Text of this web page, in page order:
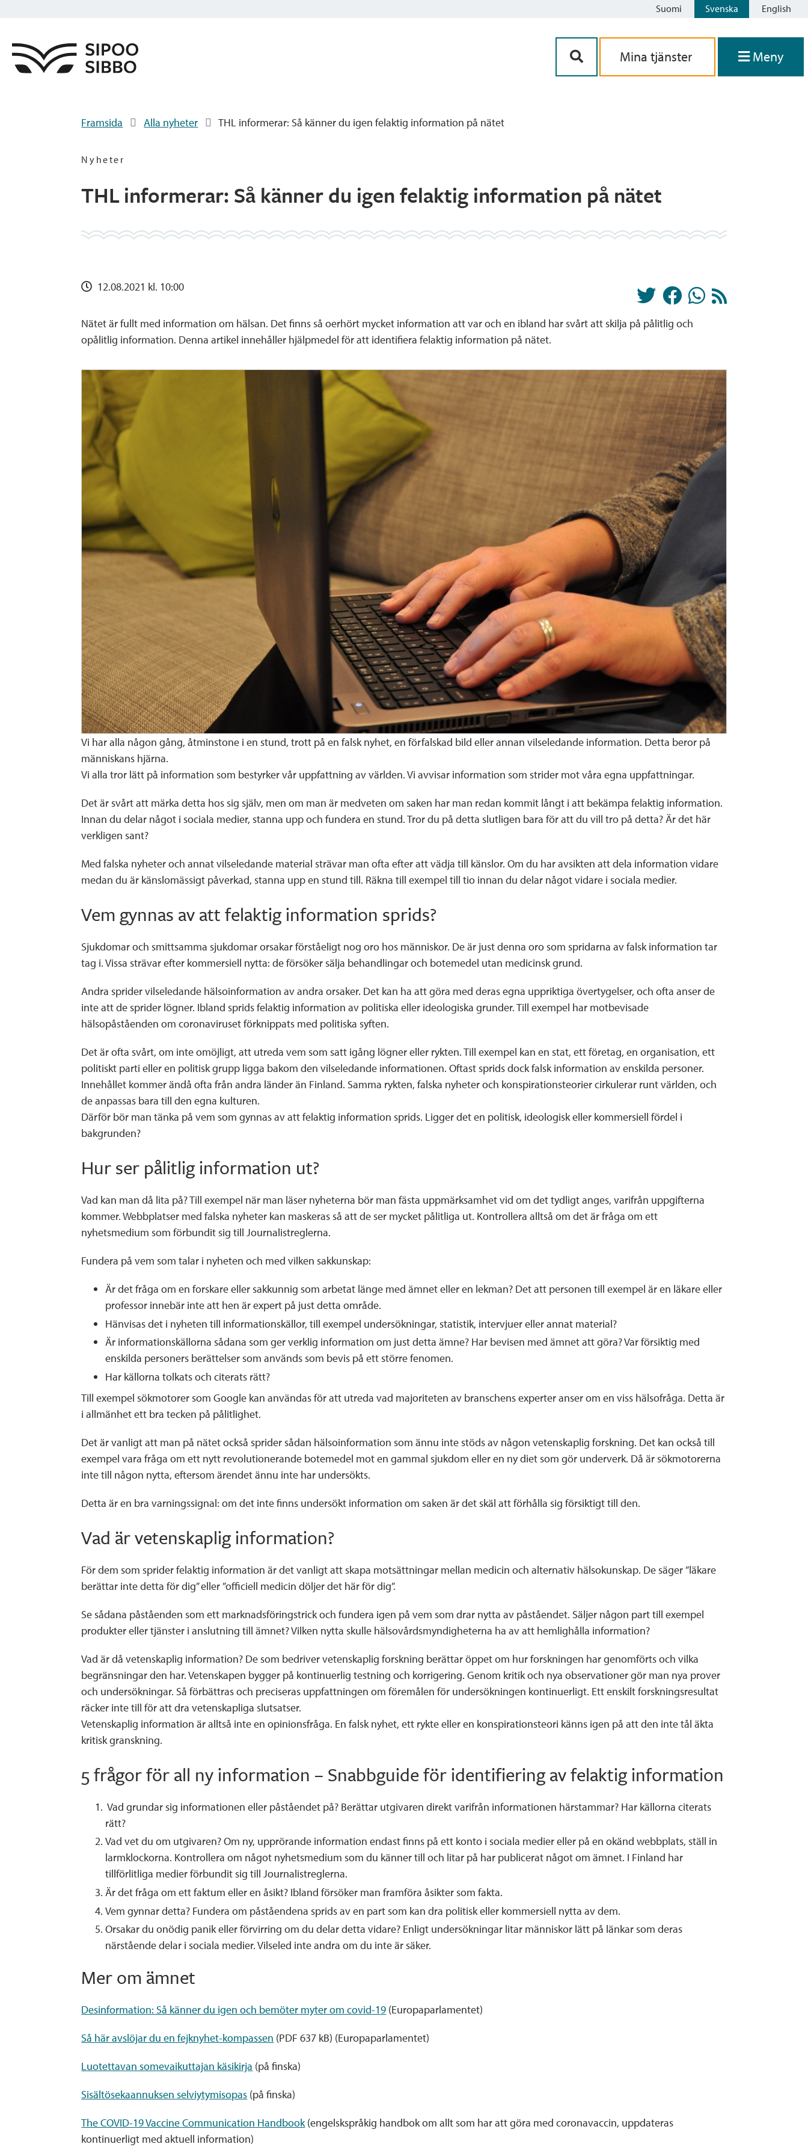
Suomi Svenska English
Mina tjänster Meny
Framsida Alla nyheter THL informerar: Så känner du igen felaktig information på nätet
Nyheter
THL informerar: Så känner du igen felaktig information på nätet
12.08.2021 kl. 10:00
Nätet är fullt med information om hälsan. Det finns så oerhört mycket information att var och en ibland har svårt att skilja på pålitlig och
opålitlig information. Denna artikel innehåller hjälpmedel för att identifiera felaktig information på nätet.
Vi har alla någon gång, åtminstone i en stund, trott på en falsk nyhet, en förfalskad bild eller annan vilseledande information. Detta beror på
människans hjärna.
Vi alla tror lätt på information som bestyrker vår uppfattning av världen. Vi avvisar information som strider mot våra egna uppfattningar.
Det är svårt att märka detta hos sig själv, men om man är medveten om saken har man redan kommit långt i att bekämpa felaktig information.
Innan du delar något i sociala medier, stanna upp och fundera en stund. Tror du på detta slutligen bara för att du vill tro på detta? Är det här
verkligen sant?
Med falska nyheter och annat vilseledande material strävar man ofta efter att vädja till känslor. Om du har avsikten att dela information vidare
medan du är känslomässigt påverkad, stanna upp en stund till. Räkna till exempel till tio innan du delar något vidare i sociala medier.
Vem gynnas av att felaktig information sprids?
Sjukdomar och smittsamma sjukdomar orsakar förståeligt nog oro hos människor. De är just denna oro som spridarna av falsk information tar
tag i. Vissa strävar efter kommersiell nytta: de försöker sälja behandlingar och botemedel utan medicinsk grund.
Andra sprider vilseledande hälsoinformation av andra orsaker. Det kan ha att göra med deras egna uppriktiga övertygelser, och ofta anser de
inte att de sprider lögner. Ibland sprids felaktig information av politiska eller ideologiska grunder. Till exempel har motbevisade
hälsopåståenden om coronaviruset förknippats med politiska syften.
Det är ofta svårt, om inte omöjligt, att utreda vem som satt igång lögner eller rykten. Till exempel kan en stat, ett företag, en organisation, ett
politiskt parti eller en politisk grupp ligga bakom den vilseledande informationen. Oftast sprids dock falsk information av enskilda personer.
Innehållet kommer ändå ofta från andra länder än Finland. Samma rykten, falska nyheter och konspirationsteorier cirkulerar runt världen, och
de anpassas bara till den egna kulturen.
Därför bör man tänka på vem som gynnas av att felaktig information sprids. Ligger det en politisk, ideologisk eller kommersiell fördel i
bakgrunden?
Hur ser pålitlig information ut?
Vad kan man då lita på? Till exempel när man läser nyheterna bör man fästa uppmärksamhet vid om det tydligt anges, varifrån uppgifterna
kommer. Webbplatser med falska nyheter kan maskeras så att de ser mycket pålitliga ut. Kontrollera alltså om det är fråga om ett
nyhetsmedium som förbundit sig till Journalistreglerna.
Fundera på vem som talar i nyheten och med vilken sakkunskap:
Är det fråga om en forskare eller sakkunnig som arbetat länge med ämnet eller en lekman? Det att personen till exempel är en läkare eller
professor innebär inte att hen är expert på just detta område.
Hänvisas det i nyheten till informationskällor, till exempel undersökningar, statistik, intervjuer eller annat material?
Är informationskällorna sådana som ger verklig information om just detta ämne? Har bevisen med ämnet att göra? Var försiktig med
enskilda personers berättelser som används som bevis på ett större fenomen.
Har källorna tolkats och citerats rätt?
Till exempel sökmotorer som Google kan användas för att utreda vad majoriteten av branschens experter anser om en viss hälsofråga. Detta är
i allmänhet ett bra tecken på pålitlighet.
Det är vanligt att man på nätet också sprider sådan hälsoinformation som ännu inte stöds av någon vetenskaplig forskning. Det kan också till
exempel vara fråga om ett nytt revolutionerande botemedel mot en gammal sjukdom eller en ny diet som gör underverk. Då är sökmotorerna
inte till någon nytta, eftersom ärendet ännu inte har undersökts.
Detta är en bra varningssignal: om det inte finns undersökt information om saken är det skäl att förhålla sig försiktigt till den.
Vad är vetenskaplig information?
För dem som sprider felaktig information är det vanligt att skapa motsättningar mellan medicin och alternativ hälsokunskap. De säger ”läkare
berättar inte detta för dig” eller ”officiell medicin döljer det här för dig”.
Se sådana påståenden som ett marknadsföringstrick och fundera igen på vem som drar nytta av påståendet. Säljer någon part till exempel
produkter eller tjänster i anslutning till ämnet? Vilken nytta skulle hälsovårdsmyndigheterna ha av att hemlighålla information?
Vad är då vetenskaplig information? De som bedriver vetenskaplig forskning berättar öppet om hur forskningen har genomförts och vilka
begränsningar den har. Vetenskapen bygger på kontinuerlig testning och korrigering. Genom kritik och nya observationer gör man nya prover
och undersökningar. Så förbättras och preciseras uppfattningen om föremålen för undersökningen kontinuerligt. Ett enskilt forskningsresultat
räcker inte till för att dra vetenskapliga slutsatser.
Vetenskaplig information är alltså inte en opinionsfråga. En falsk nyhet, ett rykte eller en konspirationsteori känns igen på att den inte tål äkta
kritisk granskning.
5 frågor för all ny information – Snabbguide för identifiering av felaktig information
Vad grundar sig informationen eller påståendet på? Berättar utgivaren direkt varifrån informationen härstammar? Har källorna citerats
rätt?
Vad vet du om utgivaren? Om ny, upprörande information endast finns på ett konto i sociala medier eller på en okänd webbplats, ställ in
larmklockorna. Kontrollera om något nyhetsmedium som du känner till och litar på har publicerat något om ämnet. I Finland har
tillförlitliga medier förbundit sig till Journalistreglerna.
Är det fråga om ett faktum eller en åsikt? Ibland försöker man framföra åsikter som fakta.
Vem gynnar detta? Fundera om påståendena sprids av en part som kan dra politisk eller kommersiell nytta av dem.
Orsakar du onödig panik eller förvirring om du delar detta vidare? Enligt undersökningar litar människor lätt på länkar som deras
närstående delar i sociala medier. Vilseled inte andra om du inte är säker.
Mer om ämnet
Desinformation: Så känner du igen och bemöter myter om covid-19 (Europaparlamentet)
Så här avslöjar du en fejknyhet-kompassen (PDF 637 kB) (Europaparlamentet)
Luotettavan somevaikuttajan käsikirja (på finska)
Sisältösekaannuksen selviytymisopas (på finska)
The COVID-19 Vaccine Communication Handbook(engelskspråkig handbok om allt som har att göra med coronavaccin, uppdateras
kontinuerligt med aktuell information)